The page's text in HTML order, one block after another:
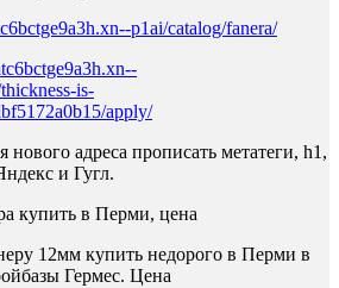
p1ai/catalog/fanera/
is-
apply/
нового адреса прописать метатеги, h1,
и Гугл.
купить в Перми, цена
12мм купить недорого в Перми в
Гермес. Цена